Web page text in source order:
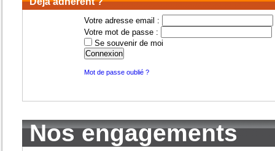
Votre adresse email :
Votre mot de passe :
Se souvenir de moi
Mot de passe oublié ?
Nos engagements